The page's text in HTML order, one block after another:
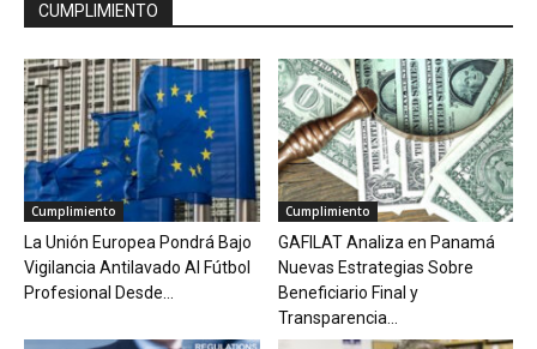
CUMPLIMIENTO
Cumplimiento
La Unión Europea Pondrá Bajo
Vigilancia Antilavado Al Fútbol
Profesional Desde...
Cumplimiento
GAFILAT Analiza en Panamá
Nuevas Estrategias Sobre
Beneficiario Final y
Transparencia...